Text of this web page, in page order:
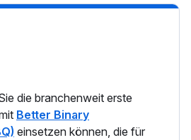
die branchenweit erste
Better Binary
einsetzen können, die für